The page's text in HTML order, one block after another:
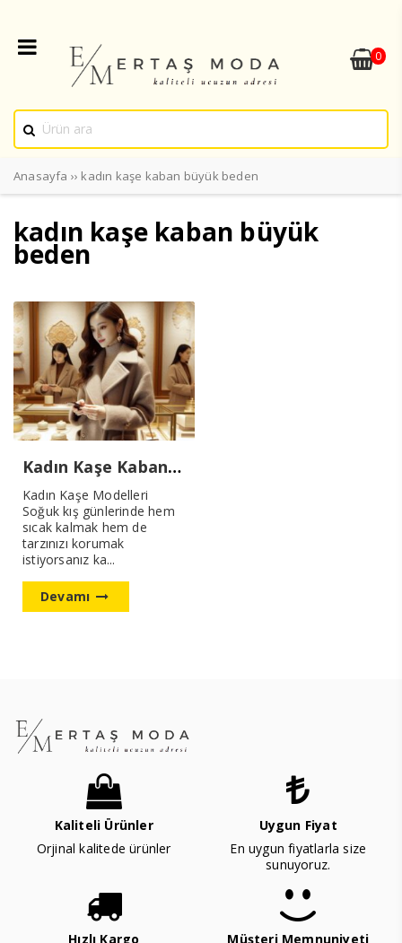
0
Anasayfa ›› kadın kaşe kaban büyük beden
kadın kaşe kaban büyük
beden
Kadın Kaşe Kaban Modelleri Yeni Sezon
Kadın Kaşe Modelleri
Soğuk kış günlerinde hem
sıcak kalmak hem de
tarzınızı korumak
istiyorsanız ka...
Devamı
Kaliteli Ürünler
Orjinal kalitede ürünler
Uygun Fiyat
En uygun fiyatlarla size
sunuyoruz.
Hızlı Kargo
Müşteri Memnuniyeti